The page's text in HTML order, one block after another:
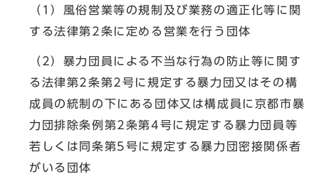
（1）風俗営業等の規制及び業務の適正化等に関
する法律第2条に定める営業を行う団体
（2）暴力団員による不当な行為の防止等に関す
る法律第2条第2号に規定する暴力団又はその構
成員の統制の下にある団体又は構成員に京都市暴
力団排除条例第2条第4号に規定する暴力団員等
若しくは同条第5号に規定する暴力団密接関係者
がいる団体